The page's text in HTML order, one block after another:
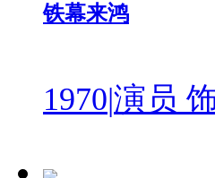
铁幕来鸿
1970|演员